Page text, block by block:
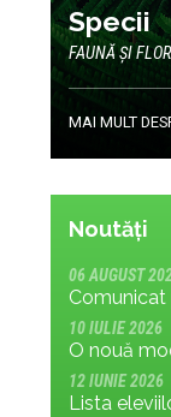
Specii
FAUNĂ ȘI
MAI MULT
Noutăți
06 AUGUST
10 IULIE 2026
12 IUNIE 2026